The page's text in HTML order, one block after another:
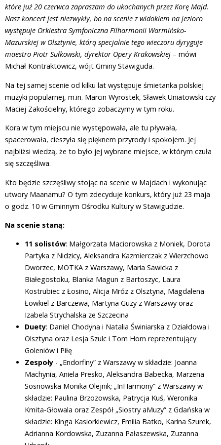
które już 20 czerwca zapraszam do ukochanych przez Korę Majd.
Nasz koncert jest niezwykły, bo na scenie z widokiem na jezioro
występuje Orkiestra Symfoniczna Filharmonii Warmińsko-
Mazurskiej w Olsztynie, którą specjalnie tego wieczoru dyryguje
maestro Piotr Sułkowski, dyrektor Opery Krakowskiej – mówi
Michał Kontraktowicz, wójt Gminy Stawiguda.
Na tej samej scenie od kilku lat występuje śmietanka polskiej
muzyki popularnej, m.in. Marcin Wyrostek, Sławek Uniatowski czy
Maciej Zakościelny, którego zobaczymy w tym roku.
Kora w tym miejscu nie występowała, ale tu pływała,
spacerowała, cieszyła się pięknem przyrody i spokojem. Jej
najbliżsi wiedzą, że to było jej wybrane miejsce, w którym czuła
się szczęśliwa.
Kto będzie szczęśliwy stojąc na scenie w Majdach i wykonując
utwory Maanamu? O tym zdecyduje konkurs, który już 23 maja
o godz. 10 w Gminnym Ośrodku Kultury w Stawigudzie.
Na scenie staną:
11 solistów: Małgorzata Maciorowska z Moniek, Dorota
Partyka z Nidzicy, Aleksandra Kazmierczak z Wierzchowo
Dworzec, MOTKA z Warszawy, Maria Sawicka z
Białegostoku, Blanka Magun z Bartoszyc, Laura
Kostrubiec z Łosino, Alicja Mróz z Olsztyna, Magdalena
Łowkiel z Barczewa, Martyna Guzy z Warszawy oraz
Izabela Strychalska ze Szczecina
Duety: Daniel Chodyna i Natalia Świniarska z Działdowa i
Olsztyna oraz Lesja Szulc i Tom Horn reprezentujący
Goleniów i Piłę
Zespoły - „Endorfiny” z Warszawy w składzie: Joanna
Machynia, Aniela Presko, Aleksandra Babecka, Marzena
Sosnowska Monika Olejnik; „InHarmony” z Warszawy w
składzie: Paulina Brzozowska, Patrycja Kuś, Weronika
Kmita-Głowala oraz Zespół „Siostry aMuzy” z Gdańska w
składzie: Kinga Kasiorkiewicz, Emilia Batko, Karina Szurek,
Adrianna Kordowska, Zuzanna Pałaszewska, Zuzanna